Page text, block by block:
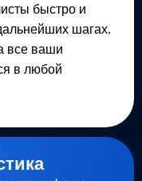
быстро и
шагах.
все ваши
в любой